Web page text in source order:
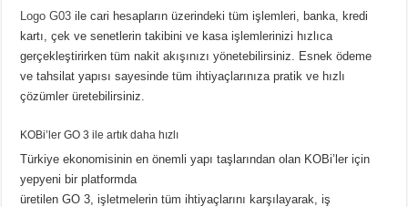
Logo G03 ile cari hesapların üzerindeki tüm işlemleri, banka, kredi
kartı, çek ve senetlerin takibini ve kasa işlemlerinizi hızlıca
gerçekleştirirken tüm nakit akışınızı yönetebilirsiniz. Esnek ödeme
ve tahsilat yapısı sayesinde tüm ihtiyaçlarınıza pratik ve hızlı
çözümler üretebilirsiniz.
KOBi’ler GO 3 ile artık daha hızlı
Türkiye ekonomisinin en önemli yapı taşlarından olan KOBi’ler için
yepyeni bir platformda
üretilen GO 3, işletmelerin tüm ihtiyaçlarını karşılayarak, iş